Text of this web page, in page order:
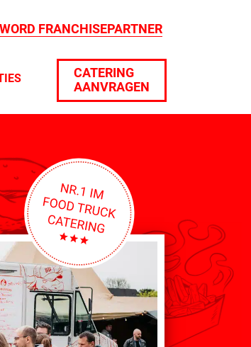
WORD FRANCHISEPARTNER
CATERING
AANVRAGEN